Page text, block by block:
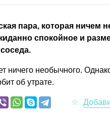
пара, которая ничем
спокойное и
ничего необычного.
об утрате.